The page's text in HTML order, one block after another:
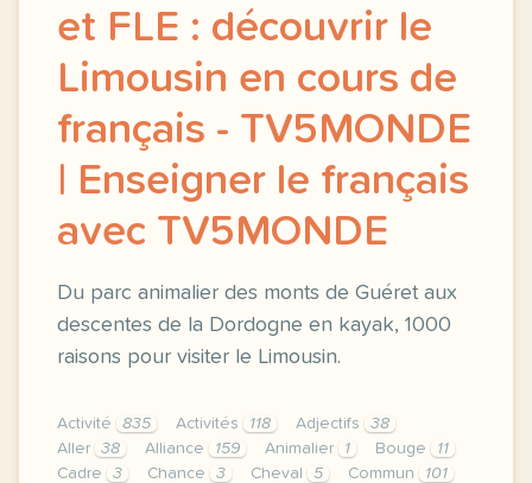
et FLE : découvrir le
Limousin en cours de
français - TV5MONDE
| Enseigner le français
avec TV5MONDE
Du parc animalier des monts de Guéret aux
descentes de la Dordogne en kayak, 1000
raisons pour visiter le Limousin.
Activité 835 Activités 118 Adjectifs
38
Aller
38 Alliance 159 Animalier 1 Bouge
11
Cadre
3 Chance 3 Cheval 5 Commun
101